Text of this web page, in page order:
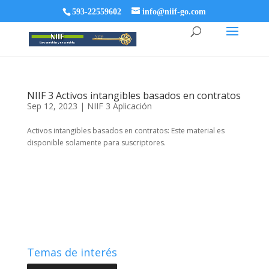
593-22559602 info@niif-go.com
NIIF 3 Activos intangibles basados en contratos
Sep 12, 2023 | NIIF 3 Aplicación
Activos intangibles basados en contratos: Este material es
disponible solamente para suscriptores.
Temas de interés